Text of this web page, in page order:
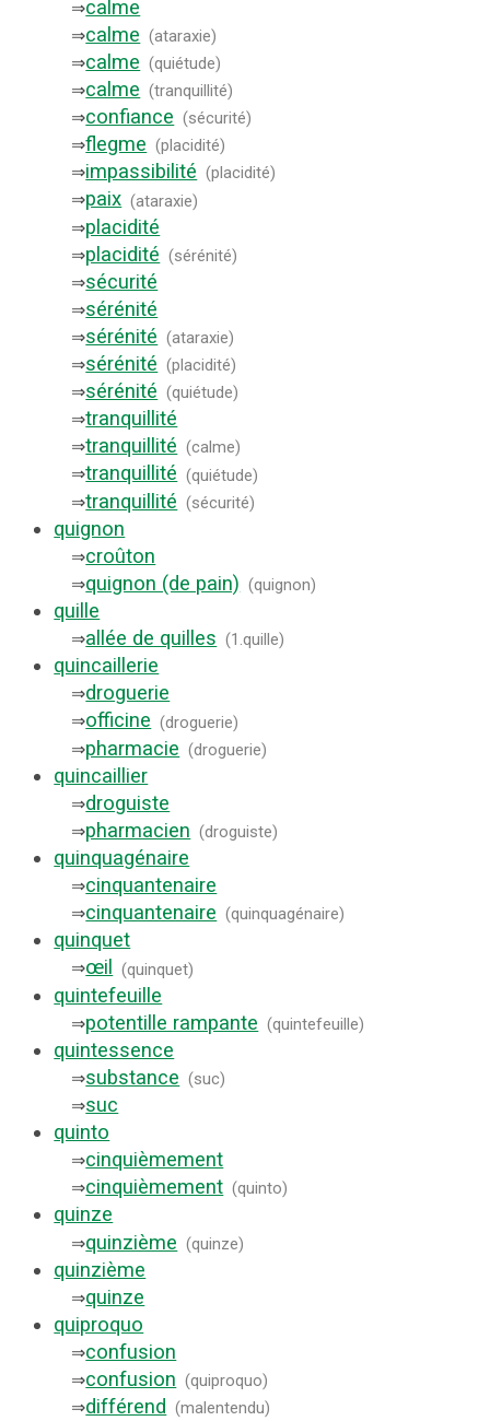
⇒calme
⇒calme (ataraxie)
⇒calme (quiétude)
⇒calme (tranquillité)
⇒confiance (sécurité)
⇒flegme (placidité)
⇒impassibilité (placidité)
⇒paix (ataraxie)
⇒placidité
⇒placidité (sérénité)
⇒sécurité
⇒sérénité
⇒sérénité (ataraxie)
⇒sérénité (placidité)
⇒sérénité (quiétude)
⇒tranquillité
⇒tranquillité (calme)
⇒tranquillité (quiétude)
⇒tranquillité (sécurité)
quignon
⇒croûton
⇒quignon (de pain) (quignon)
quille
⇒allée de quilles (1.quille)
quincaillerie
⇒droguerie
⇒officine (droguerie)
⇒pharmacie (droguerie)
quincaillier
⇒droguiste
⇒pharmacien (droguiste)
quinquagénaire
⇒cinquantenaire
⇒cinquantenaire (quinquagénaire)
quinquet
⇒œil (quinquet)
quintefeuille
⇒potentille rampante (quintefeuille)
quintessence
⇒substance (suc)
⇒suc
quinto
⇒cinquièmement
⇒cinquièmement (quinto)
quinze
⇒quinzième (quinze)
quinzième
⇒quinze
quiproquo
⇒confusion
⇒confusion (quiproquo)
⇒différend (malentendu)